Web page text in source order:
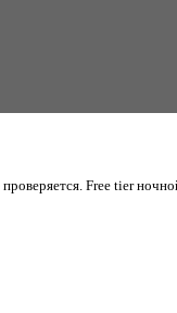
Free tier